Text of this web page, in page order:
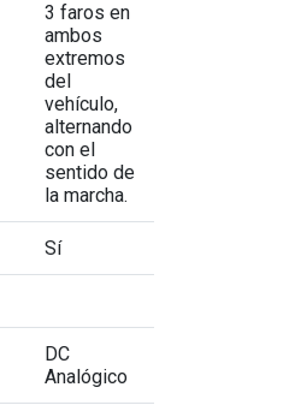
3 faros en
ambos
extremos
del
vehículo,
alternando
con el
sentido de
la marcha.
Sí
DC
Analógico